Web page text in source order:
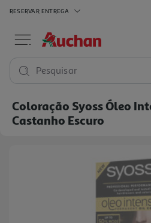
RESERVAR ENTREGA
Pesquisar
Coloração Syoss Óleo
Castanho Escuro